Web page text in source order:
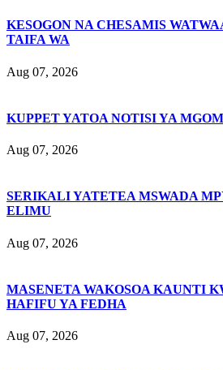
KESOGON NA CHESAMIS
TAIFA WA
Aug 07, 2026
KUPPET YATOA NOTISI YA
Aug 07, 2026
SERIKALI YATETEA MSWADA
ELIMU
Aug 07, 2026
MASENETA WAKOSOA KAUNTI
HAFIFU YA FEDHA
Aug 07, 2026